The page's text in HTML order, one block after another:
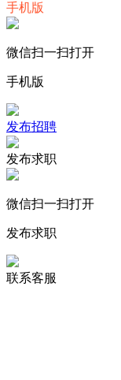
手机版
微信扫一扫打开
手机版
发布招聘
发布求职
微信扫一扫打开
发布求职
联系客服